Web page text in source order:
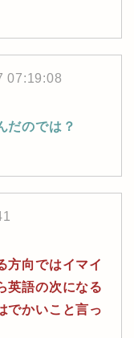
07:19:08
だのでは？
方向ではイマイ
英語の次になる
でかいこと言っ